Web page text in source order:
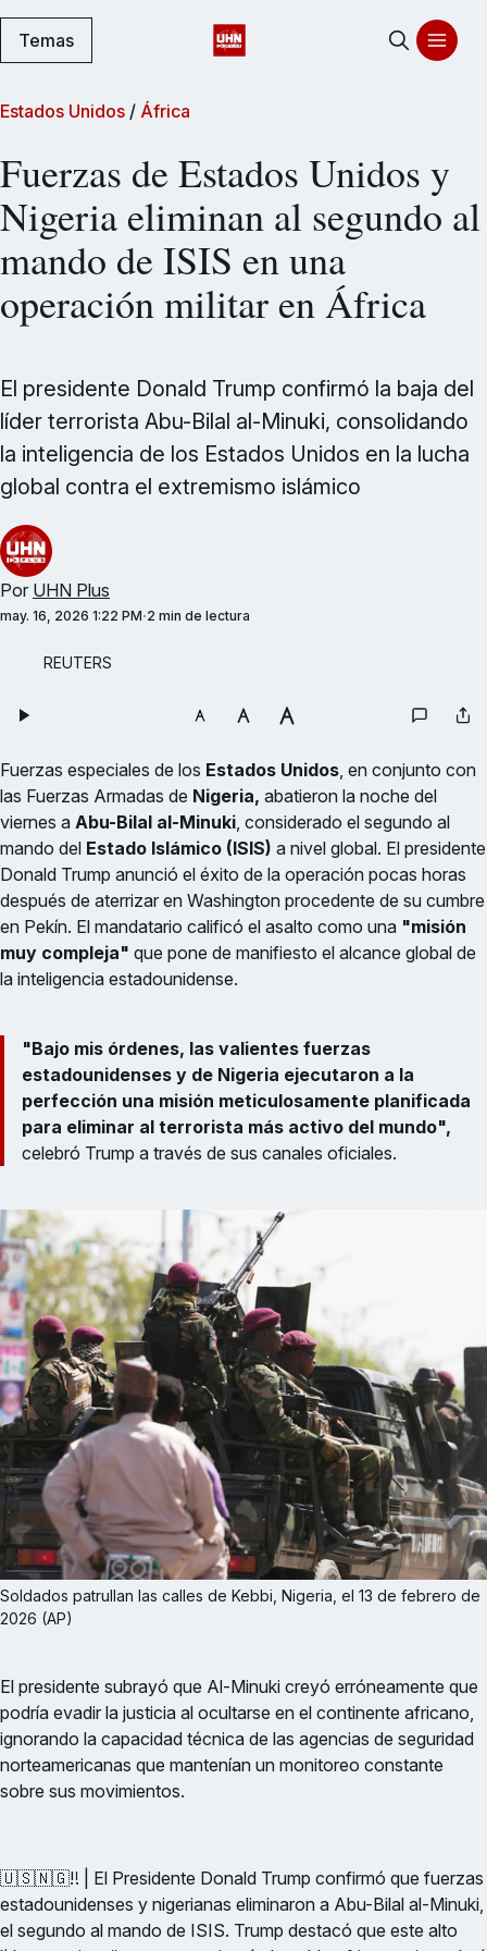
Temas
Estados Unidos / África
Fuerzas de Estados Unidos y
Nigeria eliminan al segundo al
mando de ISIS en una
operación militar en África
El presidente Donald Trump confirmó la baja del
líder terrorista Abu-Bilal al-Minuki, consolidando
la inteligencia de los Estados Unidos en la lucha
global contra el extremismo islámico
Por UHN Plus
may. 16, 2026 1:22 PM 2 min de lectura
REUTERS
Fuerzas especiales de los Estados Unidos, en conjunto con
las Fuerzas Armadas de Nigeria, abatieron la noche del
viernes a Abu-Bilal al-Minuki, considerado el segundo al
mando del Estado Islámico (ISIS) a nivel global. El presidente
Donald Trump anunció el éxito de la operación pocas horas
después de aterrizar en Washington procedente de su cumbre
en Pekín. El mandatario calificó el asalto como una "misión
muy compleja" que pone de manifiesto el alcance global de
la inteligencia estadounidense.
"Bajo mis órdenes, las valientes fuerzas
estadounidenses y de Nigeria ejecutaron a la
perfección una misión meticulosamente planificada
para eliminar al terrorista más activo del mundo",
celebró Trump a través de sus canales oficiales.
Soldados patrullan las calles de Kebbi, Nigeria, el 13 de febrero de
2026 (AP)
El presidente subrayó que Al-Minuki creyó erróneamente que
podría evadir la justicia al ocultarse en el continente africano,
ignorando la capacidad técnica de las agencias de seguridad
norteamericanas que mantenían un monitoreo constante
sobre sus movimientos.
🇺🇸🇳🇬‼️ | El Presidente Donald Trump confirmó que fuerzas
estadounidenses y nigerianas eliminaron a Abu-Bilal al-Minuki,
el segundo al mando de ISIS. Trump destacó que este alto